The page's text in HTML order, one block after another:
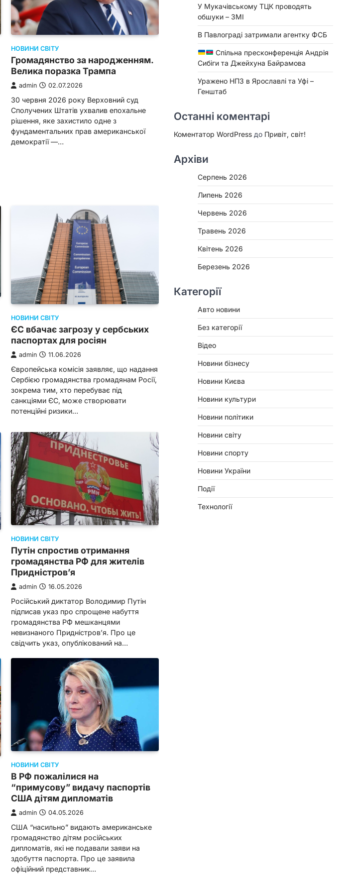
НОВИНИ СВІТУ
Громадянство за народженням.
Велика поразка Трампа
admin 02.07.2026
30 червня 2026 року Верховний суд
Сполучених Штатів ухвалив епохальне
рішення, яке захистило одне з
фундаментальних прав американської
демократії —…
НОВИНИ СВІТУ
ЄС вбачає загрозу у сербських
паспортах для росіян
admin 11.06.2026
Європейська комісія заявляє, що надання
Сербією громадянства громадянам Росії,
зокрема тим, хто перебуває під
санкціями ЄС, може створювати
потенційні ризики…
НОВИНИ СВІТУ
Путін спростив отримання
громадянства РФ для жителів
Придністров’я
admin 16.05.2026
Російський диктатор Володимир Путін
підписав указ про спрощене набуття
громадянства РФ мешканцями
невизнаного Придністров’я. Про це
свідчить указ, опублікований на…
НОВИНИ СВІТУ
В РФ пожалілися на
“примусову” видачу паспортів
США дітям дипломатів
admin 04.05.2026
США “насильно” видають американське
громадянство дітям російських
дипломатів, які не подавали заяви на
здобуття паспорта. Про це заявила
офіційний представник…
У Мукачівському ТЦК проводять
обшуки – ЗМІ
В Павлограді затримали агентку ФСБ
Спільна пресконференція Андрія
Сибіги та Джейхуна Байрамова
Уражено НПЗ в Ярославлі та Уфі –
Генштаб
Останні коментарі
Коментатор WordPress до Привіт, світ!
Архіви
Серпень 2026
Липень 2026
Червень 2026
Травень 2026
Квітень 2026
Березень 2026
Категорії
Авто новини
Без категорії
Відео
Новини бізнесу
Новини Києва
Новини культури
Новини політики
Новини світу
Новини спорту
Новини України
Події
Технології